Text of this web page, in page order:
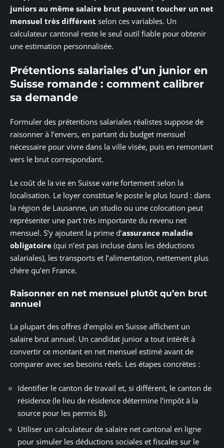
juniors au même salaire brut peuvent toucher un net
mensuel très différent selon ces variables. Un
calculateur cantonal reste le seul outil fiable pour obtenir
une estimation personnalisée.
Prétentions salariales d’un junior en
Suisse romande : comment calibrer
sa demande
Formuler des prétentions salariales réalistes suppose de
raisonner à l’envers, en partant du budget mensuel
nécessaire pour vivre dans la ville visée, puis en remontant
vers le brut correspondant.
Le coût de la vie en Suisse varie fortement selon la
localisation. Le loyer constitue le poste le plus lourd : dans
la région de Lausanne, un studio ou une colocation peut
représenter une part très importante du revenu net
mensuel. S’y ajoutent la prime d’assurance maladie
obligatoire (qui n’est pas incluse dans les déductions
salariales), les transports et l’alimentation, nettement plus
chère qu’en France.
Raisonner en net mensuel plutôt qu’en brut
annuel
La plupart des offres d’emploi en Suisse affichent un
salaire brut annuel. Un candidat junior a tout intérêt à
convertir ce montant en net mensuel estimé avant de
comparer avec ses besoins réels. Les étapes concrètes :
Identifier le canton de travail et, si différent, le canton de
résidence (le lieu de résidence détermine l’impôt à la
source pour les permis B).
Utiliser un calculateur de salaire net cantonal en ligne
pour simuler les déductions sociales et fiscales sur le